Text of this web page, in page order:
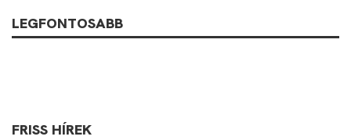
LEGFONTOSABB
FRISS HÍREK